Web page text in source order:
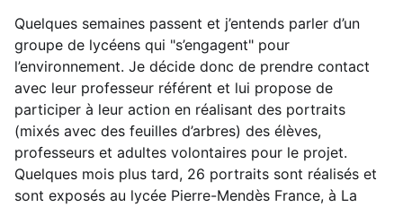
Quelques semaines passent et j’entends parler d’un
groupe de lycéens qui "s’engagent" pour
l’environnement. Je décide donc de prendre contact
avec leur professeur référent et lui propose de
participer à leur action en réalisant des portraits
(mixés avec des feuilles d’arbres) des élèves,
professeurs et adultes volontaires pour le projet.
Quelques mois plus tard, 26 portraits sont réalisés et
sont exposés au lycée Pierre-Mendès France, à La